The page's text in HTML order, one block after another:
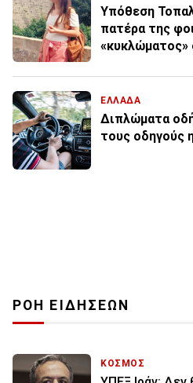
Υπόθεση
πατέρα της
ΕΛΛΑΔΑ
Διπλώματα
τους οδηγούς
ΡΟΗ ΕΙΔΗΣΕΩΝ
ΚΟΣΜΟΣ